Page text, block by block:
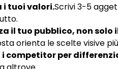
i tuoi valori.Scrivi 3-5
il tuo pubblico, non solo
orienta le scelte visive
i competitor per